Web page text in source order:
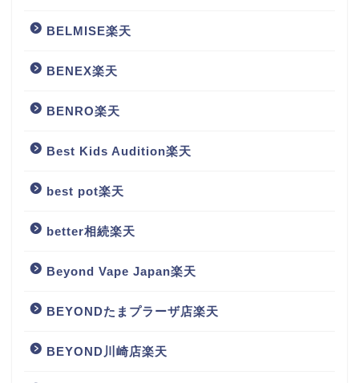
BELMISE楽天
BENEX楽天
BENRO楽天
Best Kids Audition楽天
best pot楽天
better相続楽天
Beyond Vape Japan楽天
BEYONDたまプラーザ店楽天
BEYOND川崎店楽天